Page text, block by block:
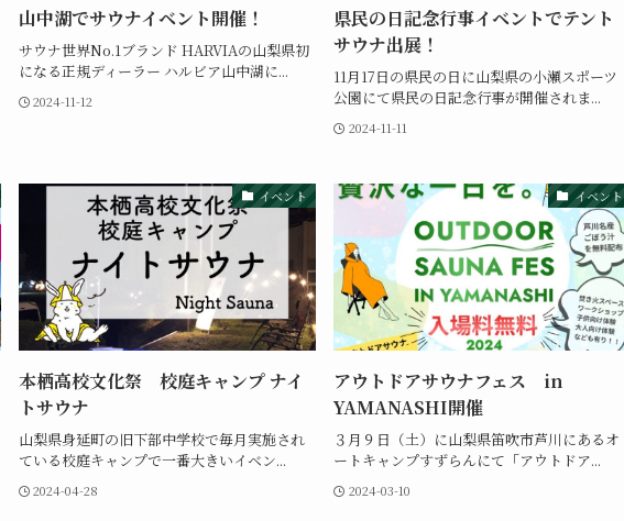
山中湖でサウナイベント開催！
サウナ世界No.1ブランド HARVIAの山梨県初
になる正規ディーラー ハルビア山中湖に...
2024-11-12
県民の日記念行事イベントでテント
サウナ出展！
11月17日の県民の日に山梨県の小瀬スポーツ
公園にて県民の日記念行事が開催されま...
2024-11-11
イベント
本栖高校文化祭 校庭キャンプ ナイ
トサウナ
山梨県身延町の旧下部中学校で毎月実施され
ている校庭キャンプで一番大きいイベン...
2024-04-28
イベント
アウトドアサウナフェス in
YAMANASHI開催
３月９日（土）に山梨県笛吹市芦川にあるオ
ートキャンプすずらんにて「アウトドア...
2024-03-10